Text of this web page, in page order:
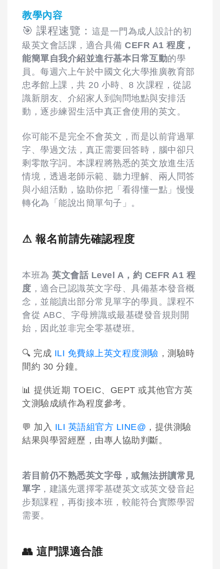
教學內容
🎯 課程速覽： 這是一門為成人設計的初
級英文會話課，適合具備 CEFR A1 程度，
能簡單自我介紹並進行基本日常互動的學
員。每週六上午於中國文化大學推廣教育部
忠孝館上課，共 20 小時、8 次課程，從認
識新朋友、介紹家人到詢問地點與安排活
動，逐步練習生活中真正會使用的英文。
你可能不是完全不會英文，而是以前背過單
字、學過文法，真正需要回答時，腦中卻只
剩零散字詞。本課程將熟悉的英文放進生活
情境，透過老師示範、聽力理解、兩人問答
與小組活動，協助你把「看得懂一點」慢慢
轉化為「能說出簡單句子」。
⚠ 報名前請先確認程度
本班為 英文會話 Level A，約 CEFR A1 程
度 ，適合已認識英文字母、具備基本發音概
念，並能讀出部分常見單字的學員。課程不
會從 ABC、字母辨識或最基礎發音規則開
始，因此並非完全零基礎班。
🔍 完成 ILI 免費線上英文程度測驗 ，測驗時
間約 30 分鐘。
📊 提供近期 TOEIC、GEPT 或其他官方英
文測驗成績作為程度參考。
💬 加入 ILI 英語組官方 LINE@ ，提供測驗
結果與學習經歷，由專人協助判斷。
若目前仍不熟悉英文字母，或無法拼讀常見
單字 ，建議先選擇零基礎英文或英文發音起
步類課程，再銜接本班，較能符合實際學習
需要。
👥 這門課適合誰